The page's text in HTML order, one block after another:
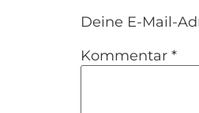
Deine E-Mail-
Kommentar *